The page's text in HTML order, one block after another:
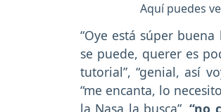
Aquí puedes
“Oye está súper buena
se puede, querer es
tutorial”, “genial, así
“me encanta, lo
la Nasa la busca”,“no